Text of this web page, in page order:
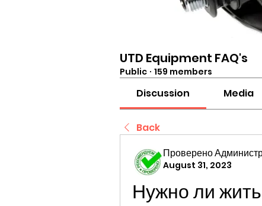
UTD Equipment FAQ's
Public · 159 members
Discussion Media
Back
Проверено
August 31, 2023
Нужно ли